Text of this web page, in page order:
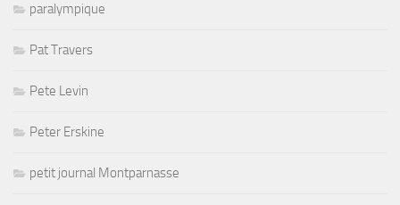
paralympique
Pat Travers
Pete Levin
Peter Erskine
petit journal Montparnasse